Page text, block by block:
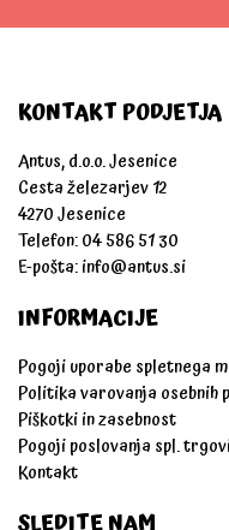
KONTAKT PODJETJA
Antus, d.o.o. Jesenice
Cesta železarjev 12
4270 Jesenice
Telefon: 04 586 51 30
E-pošta:info@antus.si
INFORMACIJE
Pogoji uporabe spletnega
Politika varovanja osebnih
Piškotki in zasebnost
Pogoji poslovanja spl.
Kontakt
SLEDITE NAM